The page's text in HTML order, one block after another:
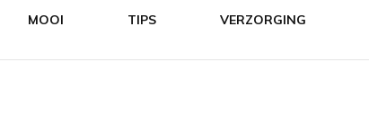
MOOI TIPS VERZORGING